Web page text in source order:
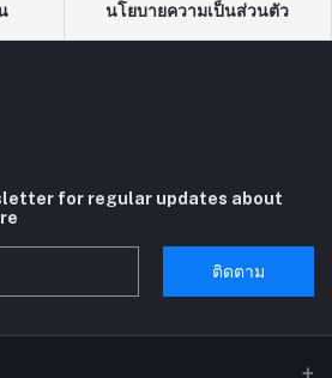
นโยบายความเป็นส่วนตัว
for regular updates about
ติดตาม